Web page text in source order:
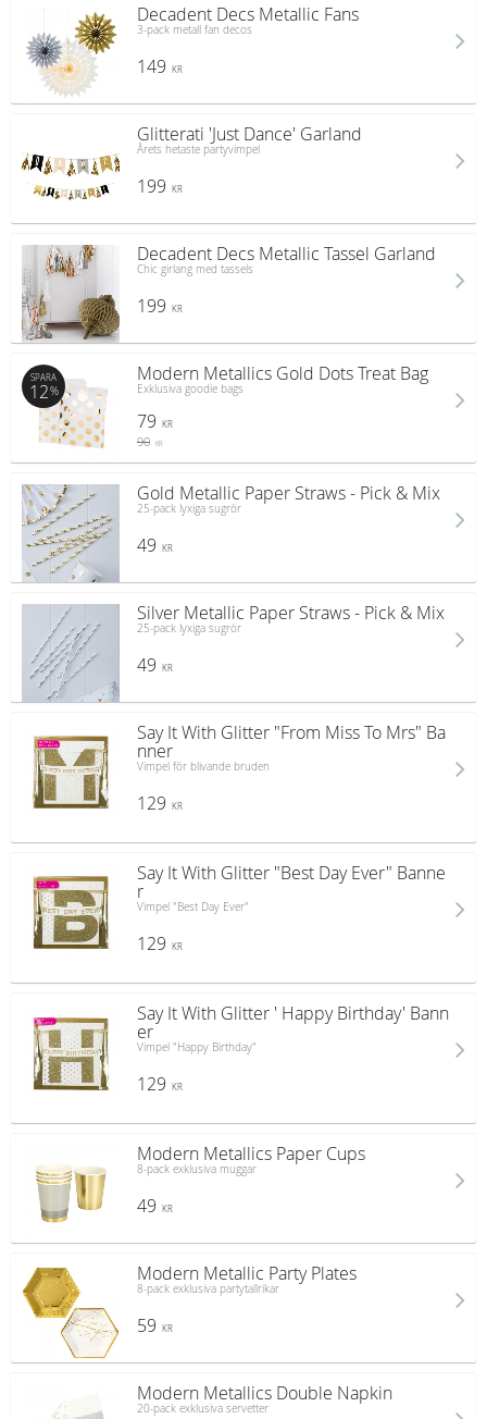
Decadent Decs Metallic Fans
3-pack metall fan decos
149 KR
Glitterati 'Just Dance' Garland
Årets hetaste partyvimpel
199 KR
Decadent Decs Metallic Tassel Garland
Chic girlang med tassels
199 KR
Modern Metallics Gold Dots Treat Bag
Exklusiva goodie bags
79 KR
90 KR
SPARA
12%
Gold Metallic Paper Straws - Pick & Mix
25-pack lyxiga sugrör
49 KR
Silver Metallic Paper Straws - Pick & Mix
25-pack lyxiga sugrör
49 KR
Say It With Glitter "From Miss To Mrs" Ba
nner
Vimpel för blivande bruden
129 KR
Say It With Glitter "Best Day Ever" Banne
r
Vimpel "Best Day Ever"
129 KR
Say It With Glitter ' Happy Birthday' Bann
er
Vimpel "Happy Birthday"
129 KR
Modern Metallics Paper Cups
8-pack exklusiva muggar
49 KR
Modern Metallic Party Plates
8-pack exklusiva partytallrikar
59 KR
Modern Metallics Double Napkin
20-pack exklusiva servetter